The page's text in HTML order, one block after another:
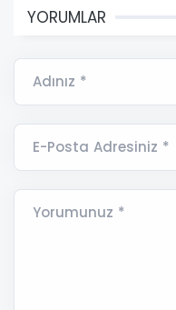
YORUMLAR
Adınız *
E-Posta Adresiniz *
Yorumunuz *